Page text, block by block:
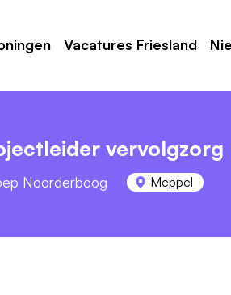
Vacatures Friesland
vervolgzorg
Noorderboog Meppel